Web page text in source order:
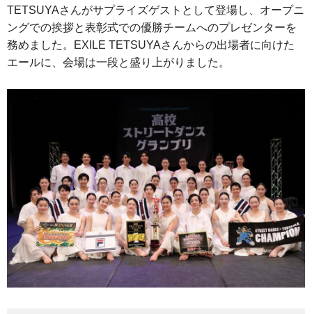
TETSUYAさんがサプライズゲストとして登場し、オープニ
ングでの挨拶と表彰式での優勝チームへのプレゼンターを
務めました。EXILE TETSUYAさんからの出場者に向けた
エールに、会場は一段と盛り上がりました。